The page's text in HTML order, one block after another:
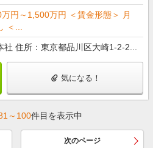
円～1,500万円 ＜賃金形態＞ 月
＜...
社 住所：東京都品川区大崎1-2-2...
気になる！
～100件目を表示中
次のページ